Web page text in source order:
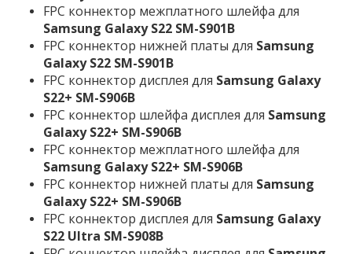
FPC коннектор межплатного шлейфа для
Samsung Galaxy S22 SM-S901B
FPC коннектор нижней платы для Samsung
Galaxy S22 SM-S901B
FPC коннектор дисплея для Samsung Galaxy
S22+ SM-S906B
FPC коннектор шлейфа дисплея для Samsung
Galaxy S22+ SM-S906B
FPC коннектор межплатного шлейфа для
Samsung Galaxy S22+ SM-S906B
FPC коннектор нижней платы для Samsung
Galaxy S22+ SM-S906B
FPC коннектор дисплея для Samsung Galaxy
S22 Ultra SM-S908B